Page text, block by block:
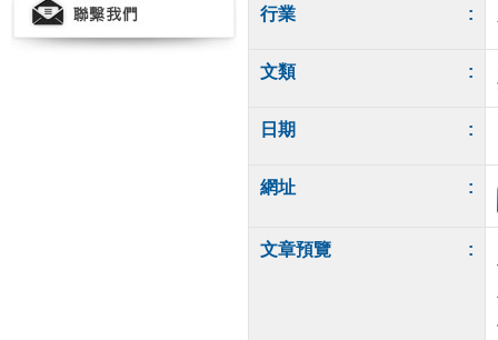
行業 :
文類 :
日期 :
網址 :
文章預覽 :